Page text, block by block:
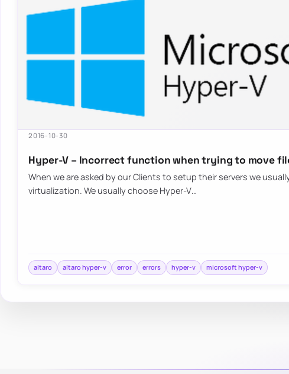
2016-10-30
Hyper-V – Incorrect function when trying to move
When we are asked by our Clients to setup their servers we
virtualization. We usually choose Hyper-V…
altaro altaro hyper-v error errors hyper-v microsoft hyper-v